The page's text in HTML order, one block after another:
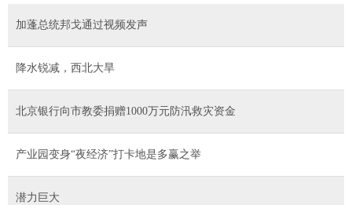
加蓬总统邦戈通过视频发声
降水锐减，西北大旱
北京银行向市教委捐赠1000万元防汛救灾资金
产业园变身“夜经济”打卡地是多赢之举
潜力巨大